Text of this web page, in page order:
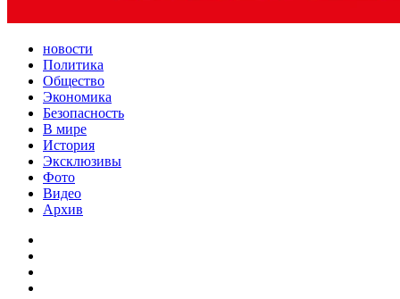
новости
Политика
Общество
Экономика
Безопасность
В мире
История
Эксклюзивы
Фото
Видео
Архив